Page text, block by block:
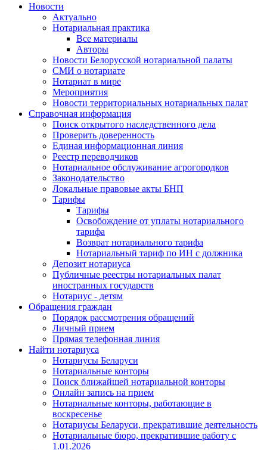
Новости
Актуально
Нотариальная практика
Все материалы
Авторы
Новости Белорусской нотариальной палаты
СМИ о нотариате
Нотариат в мире
Мероприятия
Новости территориальных нотариальных палат
Справочная информация
Поиск открытого наследственного дела
Проверить доверенность
Единая информационная линия
Реестр переводчиков
Нотариальное обслуживание агрогородков
Законодательство
Локальные правовые акты БНП
Тарифы
Тарифы
Освобождение от уплаты нотариального
тарифа
Возврат нотариального тарифа
Нотариальный тариф по ИН с должника
Депозит нотариуса
Публичные реестры нотариальных палат
иностранных государств
Нотариус - детям
Обращения граждан
Порядок рассмотрения обращений
Личный прием
Прямая телефонная линия
Найти нотариуса
Нотариусы Беларуси
Нотариальные конторы
Поиск ближайшей нотариальной конторы
Онлайн запись на прием
Нотариальные конторы, работающие в
воскресенье
Нотариусы Беларуси, прекратившие деятельность
Нотариальные бюро, прекратившие работу с
1.01.2026